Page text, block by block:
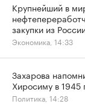
Крупнейший в
закупки из
Экономика, 14:33
Захарова
Хиросиму в 1945
Политика, 14:28